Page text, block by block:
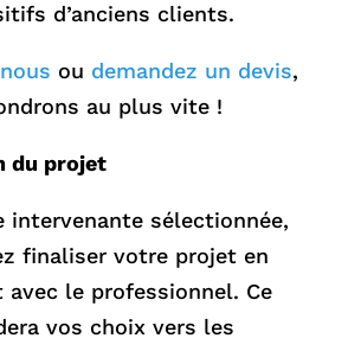
d’anciens clients.
ou demandez un devis,
au plus vite !
du projet
intervenante sélectionnée,
finaliser votre projet en
avec le professionnel. Ce
vos choix vers les